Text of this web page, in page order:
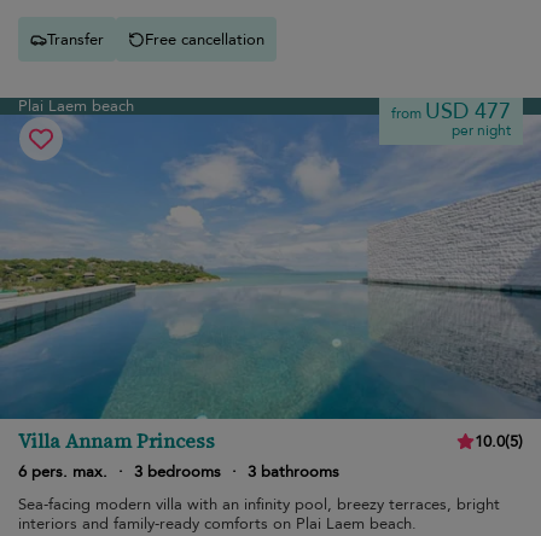
Transfer Free cancellation
Plai Laem beach from USD 477
per night
Villa Annam Princess 10.0(5)
6 pers. max.
· 3 bedrooms · 3 bathrooms
Sea-facing modern villa with an infinity pool, breezy terraces, bright
interiors and family-ready comforts on Plai Laem beach.